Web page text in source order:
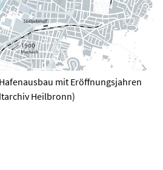
mit Eröffnungsjahren
Heilbronn)